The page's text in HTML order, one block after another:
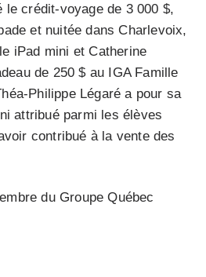
le crédit-voyage de 3 000 $,
et nuitée dans Charlevoix,
iPad mini et Catherine
de 250 $ au IGA Famille
Philippe Légaré a pour sa
attribué parmi les élèves
contribué à la vente des
du Groupe Québec